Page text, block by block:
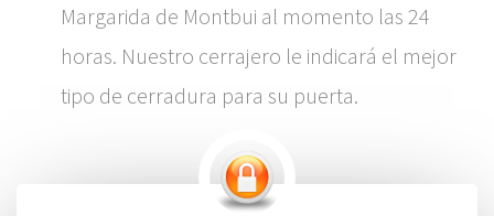
Margarida de Montbui al momento las 24
horas. Nuestro cerrajero le indicará el mejor
tipo de cerradura para su puerta.